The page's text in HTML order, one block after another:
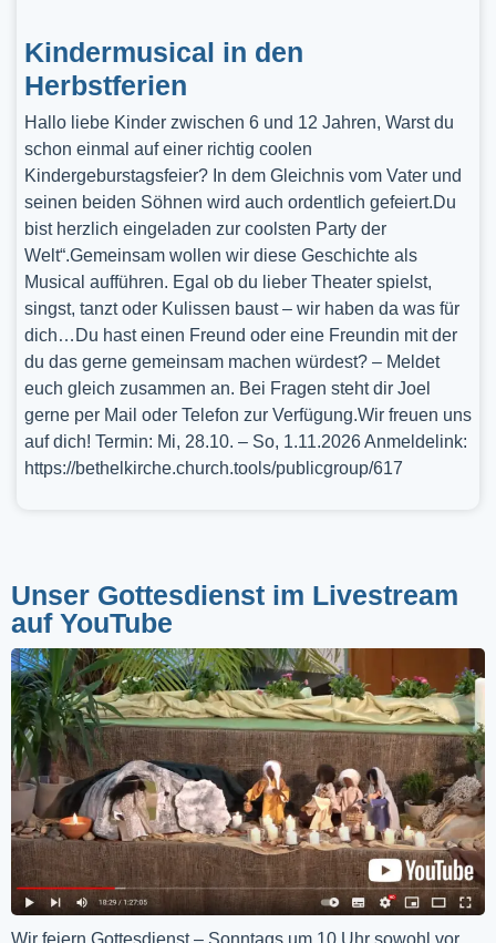
Kindermusical in den
Herbstferien
Hallo liebe Kinder zwischen 6 und 12 Jahren, Warst du
schon einmal auf einer richtig coolen
Kindergeburstagsfeier? In dem Gleichnis vom Vater und
seinen beiden Söhnen wird auch ordentlich gefeiert.Du
bist herzlich eingeladen zur coolsten Party der
Welt“.Gemeinsam wollen wir diese Geschichte als
Musical aufführen. Egal ob du lieber Theater spielst,
singst, tanzt oder Kulissen baust – wir haben da was für
dich…Du hast einen Freund oder eine Freundin mit der
du das gerne gemeinsam machen würdest? – Meldet
euch gleich zusammen an. Bei Fragen steht dir Joel
gerne per Mail oder Telefon zur Verfügung.Wir freuen uns
auf dich! Termin: Mi, 28.10. – So, 1.11.2026 Anmeldelink:
https://bethelkirche.church.tools/publicgroup/617
Unser Gottesdienst im Livestream
auf YouTube
Wir feiern Gottesdienst – Sonntags um 10 Uhr sowohl vor